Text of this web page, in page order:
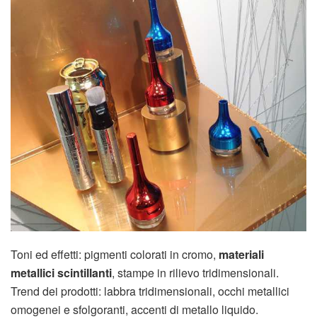
Toni ed effetti: pigmenti colorati in cromo, materiali
metallici scintillanti, stampe in rilievo tridimensionali.
Trend dei prodotti: labbra tridimensionali, occhi metallici
omogenei e sfolgoranti, accenti di metallo liquido.